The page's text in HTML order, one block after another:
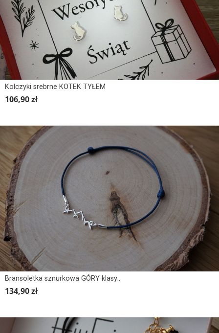
Kolczyki srebrne KOTEK TYŁEM
106,90 zł
Bransoletka sznurkowa GÓRY klasyk - wersja II
134,90 zł